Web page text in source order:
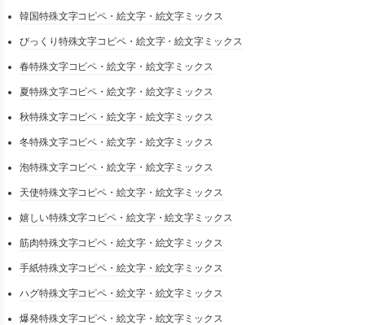
韓国特殊文字コピペ・絵文字・絵文字ミックス
びっくり特殊文字コピペ・絵文字・絵文字ミックス
春特殊文字コピペ・絵文字・絵文字ミックス
夏特殊文字コピペ・絵文字・絵文字ミックス
秋特殊文字コピペ・絵文字・絵文字ミックス
冬特殊文字コピペ・絵文字・絵文字ミックス
泡特殊文字コピペ・絵文字・絵文字ミックス
天使特殊文字コピペ・絵文字・絵文字ミックス
嬉しい特殊文字コピペ・絵文字・絵文字ミックス
筋肉特殊文字コピペ・絵文字・絵文字ミックス
手紙特殊文字コピペ・絵文字・絵文字ミックス
ハグ特殊文字コピペ・絵文字・絵文字ミックス
爆発特殊文字コピペ・絵文字・絵文字ミックス